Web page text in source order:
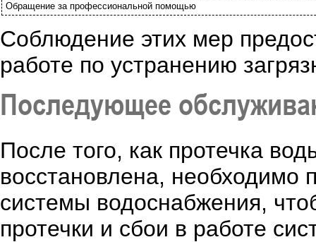
Обращение за профессиональной помощью
Соблюдение этих мер
работе по устранению
Последующее
После того, как протечка
восстановлена, необходимо
системы водоснабжения,
протечки и сбои в работе